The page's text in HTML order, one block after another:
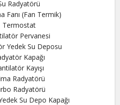
Radyatörü
Fanı (Fan Termik)
Termostat
Pervanesi
Yedek Su Deposu
Kapağı
Kayışı
Radyatörü
Radyatörü
Su Depo Kapağı